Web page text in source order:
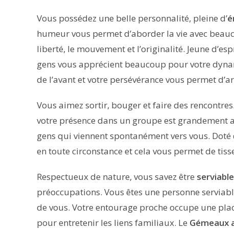
Vous possédez une belle personnalité, pleine d’
humeur vous permet d’aborder la vie avec
liberté, le mouvement et l’originalité. Jeune
gens vous apprécient beaucoup pour votre
de l’avant et votre persévérance vous permet
Vous aimez sortir, bouger et faire des
votre présence dans un groupe est
gens qui viennent spontanément vers vous. Doté
en toute circonstance et cela vous permet de
Respectueux de nature, vous savez être serviable
préoccupations. Vous êtes une personne
de vous. Votre entourage proche occupe une
pour entretenir les liens familiaux. Le Gémeaux